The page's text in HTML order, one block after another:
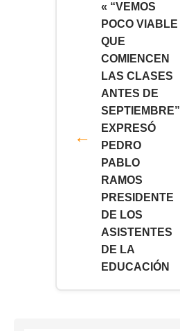
« “VEMOS
POCO VIABLE
QUE
COMIENCEN
LAS CLASES
ANTES DE
SEPTIEMBRE”
EXPRESÓ
PEDRO
PABLO
RAMOS
PRESIDENTE
DE LOS
ASISTENTES
DE LA
EDUCACIÓN